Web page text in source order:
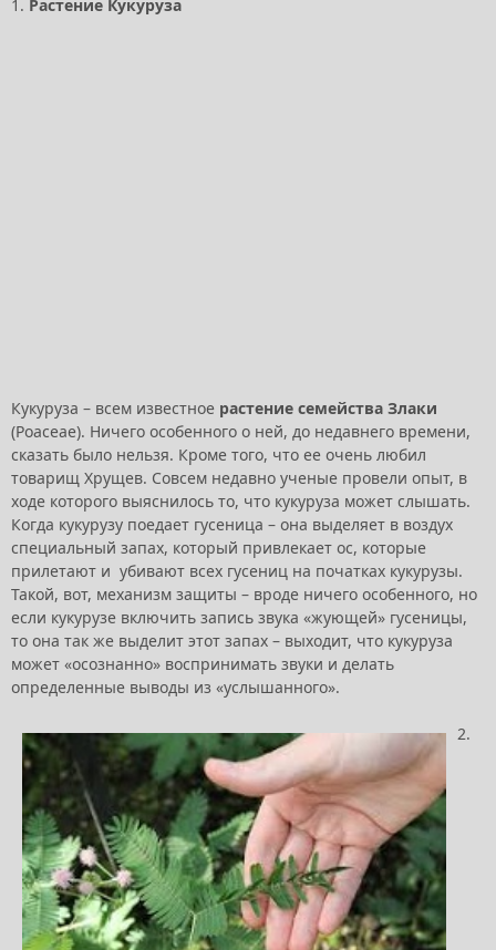
1. Растение Кукуруза
Кукуруза – всем известное растение семейства Злаки
(Poaceae). Ничего особенного о ней, до недавнего времени,
сказать было нельзя. Кроме того, что ее очень любил
товарищ Хрущев. Совсем недавно ученые провели опыт, в
ходе которого выяснилось то, что кукуруза может слышать.
Когда кукурузу поедает гусеница – она выделяет в воздух
специальный запах, который привлекает ос, которые
прилетают и убивают всех гусениц на початках кукурузы.
Такой, вот, механизм защиты – вроде ничего особенного, но
если кукурузе включить запись звука «жующей» гусеницы,
то она так же выделит этот запах – выходит, что кукуруза
может «осознанно» воспринимать звуки и делать
определенные выводы из «услышанного».
2.